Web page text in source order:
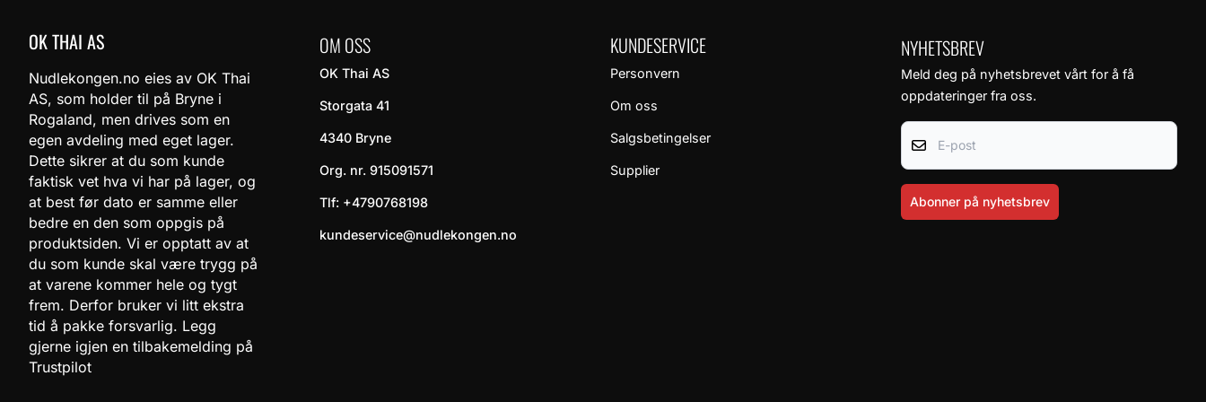
OK THAI AS
Nudlekongen.no eies av OK Thai
AS, som holder til på Bryne i
Rogaland, men drives som en
egen avdeling med eget lager.
Dette sikrer at du som kunde
faktisk vet hva vi har på lager, og
at best før dato er samme eller
bedre en den som oppgis på
produktsiden. Vi er opptatt av at
du som kunde skal være trygg på
at varene kommer hele og tygt
frem. Derfor bruker vi litt ekstra
tid å pakke forsvarlig. Legg
gjerne igjen en tilbakemelding på
Trustpilot
OM OSS
OK Thai AS
Storgata 41
4340 Bryne
Org. nr. 915091571
Tlf: +4790768198
kundeservice@nudlekongen.no
KUNDESERVICE
Personvern
Om oss
Salgsbetingelser
Supplier
NYHETSBREV
Meld deg på nyhetsbrevet vårt for å få
oppdateringer fra oss.
E-post
Abonner på nyhetsbrev